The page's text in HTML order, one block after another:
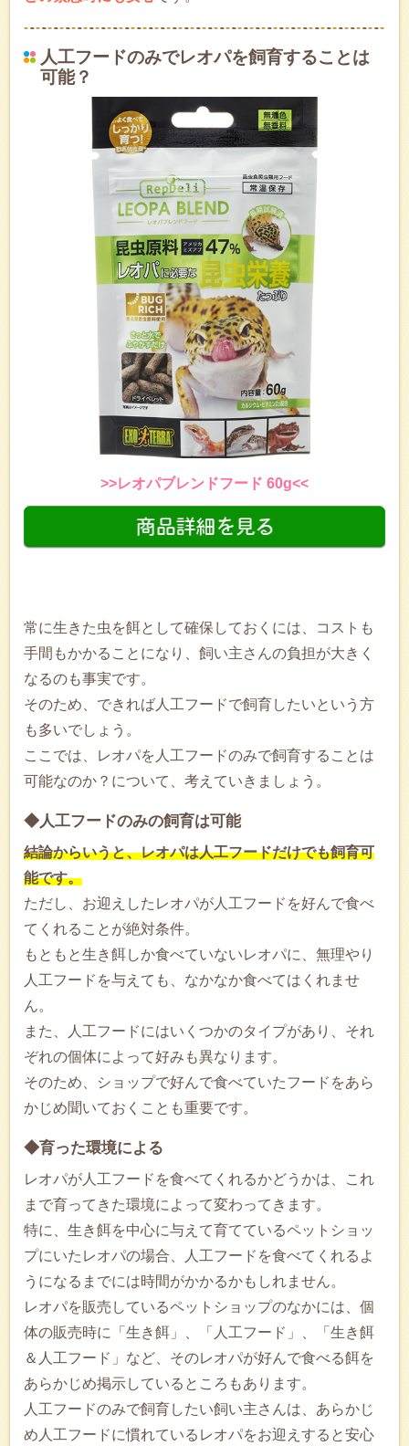
人工フードのみでレオパを飼育することは
可能？
>>レオパブレンドフード 60g<<
常に生きた虫を餌として確保しておくには、コストも
手間もかかることになり、飼い主さんの負担が大きく
なるのも事実です。
そのため、できれば人工フードで飼育したいという方
も多いでしょう。
ここでは、レオパを人工フードのみで飼育することは
可能なのか？について、考えていきましょう。
◆人工フードのみの飼育は可能
結論からいうと、レオパは人工フードだけでも飼育可
能です。
ただし、お迎えしたレオパが人工フードを好んで食べ
てくれることが絶対条件。
もともと生き餌しか食べていないレオパに、無理やり
人工フードを与えても、なかなか食べてはくれませ
ん。
また、人工フードにはいくつかのタイプがあり、それ
ぞれの個体によって好みも異なります。
そのため、ショップで好んで食べていたフードをあら
かじめ聞いておくことも重要です。
◆育った環境による
レオパが人工フードを食べてくれるかどうかは、これ
まで育ってきた環境によって変わってきます。
特に、生き餌を中心に与えて育てているペットショッ
プにいたレオパの場合、人工フードを食べてくれるよ
うになるまでには時間がかかるかもしれません。
レオパを販売しているペットショップのなかには、個
体の販売時に「生き餌」、「人工フード」、「生き餌
＆人工フード」など、そのレオパが好んで食べる餌を
あらかじめ掲示しているところもあります。
人工フードのみで飼育したい飼い主さんは、あらかじ
め人工フードに慣れているレオパをお迎えすると安心